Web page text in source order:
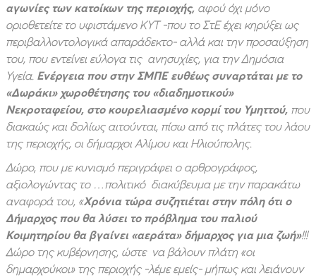
αγωνίες των κατοίκων της περιοχής, αφού όχι μόνο
οριοθετείτε το υφιστάμενο ΚΥΤ -που το ΣτΕ έχει κηρύξει ως
περιβαλλοντολογικά απαράδεκτο- αλλά και την προσαύξηση
του, που εντείνει εύλογα τις ανησυχίες, για την Δημόσια
Υγεία. Ενέργεια που στην ΣΜΠΕ ευθέως συναρτάται με το
«Δωράκι» χωροθέτησης του «διαδημοτικού»
Νεκροταφείου, στο κουρελιασμένο κορμί του Υμηττού, που
διακαώς και δολίως αιτούνται, πίσω από τις πλάτες του λάου
της περιοχής, οι δήμαρχοι Αλίμου και Ηλιούπολης.
Δώρο, που με κυνισμό περιγράφει ο αρθρογράφος,
αξιολογώντας το …πολιτικό διακύβευμα με την παρακάτω
αναφορά του, «Χρόνια τώρα συζητιέται στην πόλη ότι ο
Δήμαρχος που θα λύσει το πρόβλημα του παλιού
Κοιμητηρίου θα βγαίνει «αεράτα» δήμαρχος για μια ζωή»!!!
Δώρο της κυβέρνησης, ώστε να βάλουν πλάτη «οι
δημαρχούκοι» της περιοχής -λέμε εμείς- μήπως και λειάνουν